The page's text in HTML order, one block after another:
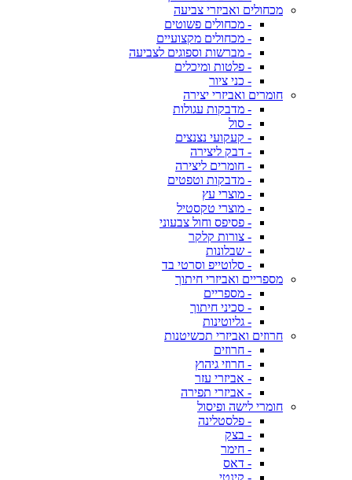
מכחולים ואביזרי צביעה
- מכחולים פשוטים
- מכחולים מקצועיים
- מברשות וספוגים לצביעה
- פלטות ומיכלים
- כני ציור
חומרים ואביזרי יצירה
- מדבקות עגולות
- סול
- קעקועי נצנצים
- דבק ליצירה
- חומרים ליצירה
- מדבקות וטפטים
- מוצרי עץ
- מוצרי טקסטיל
- פסיפס וחול צבעוני
- צורות קלקר
- שבלונות
- סלוטייפ וסרטי בד
מספריים ואביזרי חיתוך
- מספריים
- סכיני חיתוך
- גליוטינות
חרוזים ואביזרי תכשיטנות
- חרוזים
- חרוזי גיהוץ
- אביזרי עזר
- אביזרי תפירה
חומרי לישה ופיסול
- פלסטלינה
- בצק
- חימר
- דאס
- קינטי